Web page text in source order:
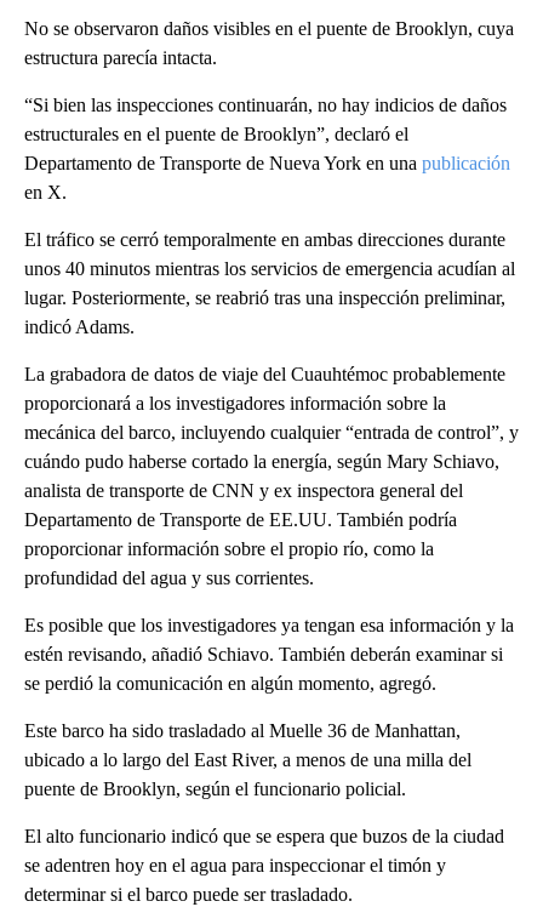
No se observaron daños visibles en el puente de Brooklyn, cuya
estructura parecía intacta.
“Si bien las inspecciones continuarán, no hay indicios de daños
estructurales en el puente de Brooklyn”, declaró el
Departamento de Transporte de Nueva York en una publicación
en X.
El tráfico se cerró temporalmente en ambas direcciones durante
unos 40 minutos mientras los servicios de emergencia acudían al
lugar. Posteriormente, se reabrió tras una inspección preliminar,
indicó Adams.
La grabadora de datos de viaje del Cuauhtémoc probablemente
proporcionará a los investigadores información sobre la
mecánica del barco, incluyendo cualquier “entrada de control”, y
cuándo pudo haberse cortado la energía, según Mary Schiavo,
analista de transporte de CNN y ex inspectora general del
Departamento de Transporte de EE.UU. También podría
proporcionar información sobre el propio río, como la
profundidad del agua y sus corrientes.
Es posible que los investigadores ya tengan esa información y la
estén revisando, añadió Schiavo. También deberán examinar si
se perdió la comunicación en algún momento, agregó.
Este barco ha sido trasladado al Muelle 36 de Manhattan,
ubicado a lo largo del East River, a menos de una milla del
puente de Brooklyn, según el funcionario policial.
El alto funcionario indicó que se espera que buzos de la ciudad
se adentren hoy en el agua para inspeccionar el timón y
determinar si el barco puede ser trasladado.